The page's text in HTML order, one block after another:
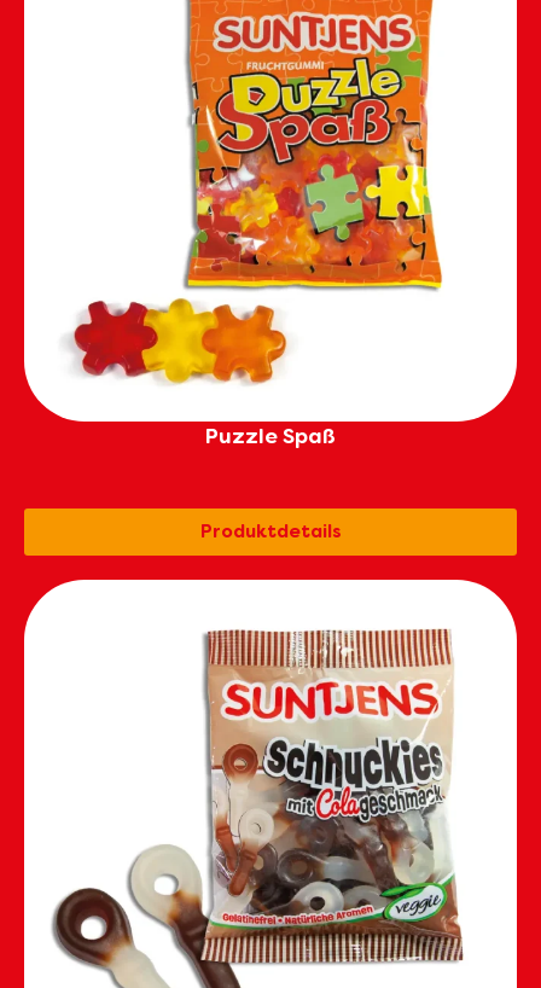
Puzzle Spaß
Produktdetails